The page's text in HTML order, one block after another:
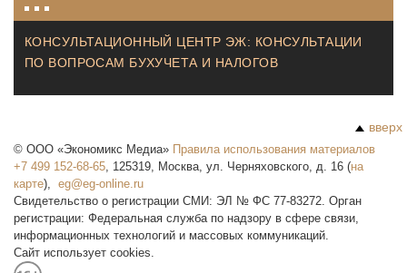
КОНСУЛЬТАЦИОННЫЙ ЦЕНТР ЭЖ: КОНСУЛЬТАЦИИ
ПО ВОПРОСАМ БУХУЧЕТА И НАЛОГОВ
вверх
© ООО «Экономикс Медиа» Правила использования материалов
+7 499 152-68-65, 125319, Москва, ул. Черняховского, д. 16 (на
карте),
Свидетельство о регистрации СМИ: ЭЛ № ФС 77-83272. Орган
регистрации: Федеральная служба по надзору в сфере связи,
информационных технологий и массовых коммуникаций.
Сайт использует cookies.